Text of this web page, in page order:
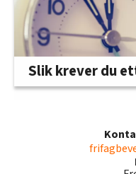
Slik krever du